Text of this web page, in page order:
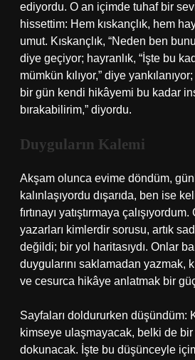
ediyordu. O an içimde tuhaf bir
hissettim: Hem kıskançlık, hem
umut. Kıskançlık, “Neden ben
diye geçiyor; hayranlık, “İşte bu
mümkün kılıyor,” diye
bir gün kendi hikâyemi bu kadar
bırakabilirim,” diyordu.
Duyguların Kalemi
Akşam olunca evime döndüm,
kalınlaşıyordu dışarıda, ben ise
fırtınayı yatıştırmaya
yazarları kimlerdir sorusu, artık
değildi; bir yol haritasıydı. Onlar
duygularını saklamadan yazmak,
ve cesurca hikâye anlatmak bir
Sayfaları doldururken düşündüm:
kimseye ulaşmayacak, belki de
dokunacak. İşte bu düşünceyle